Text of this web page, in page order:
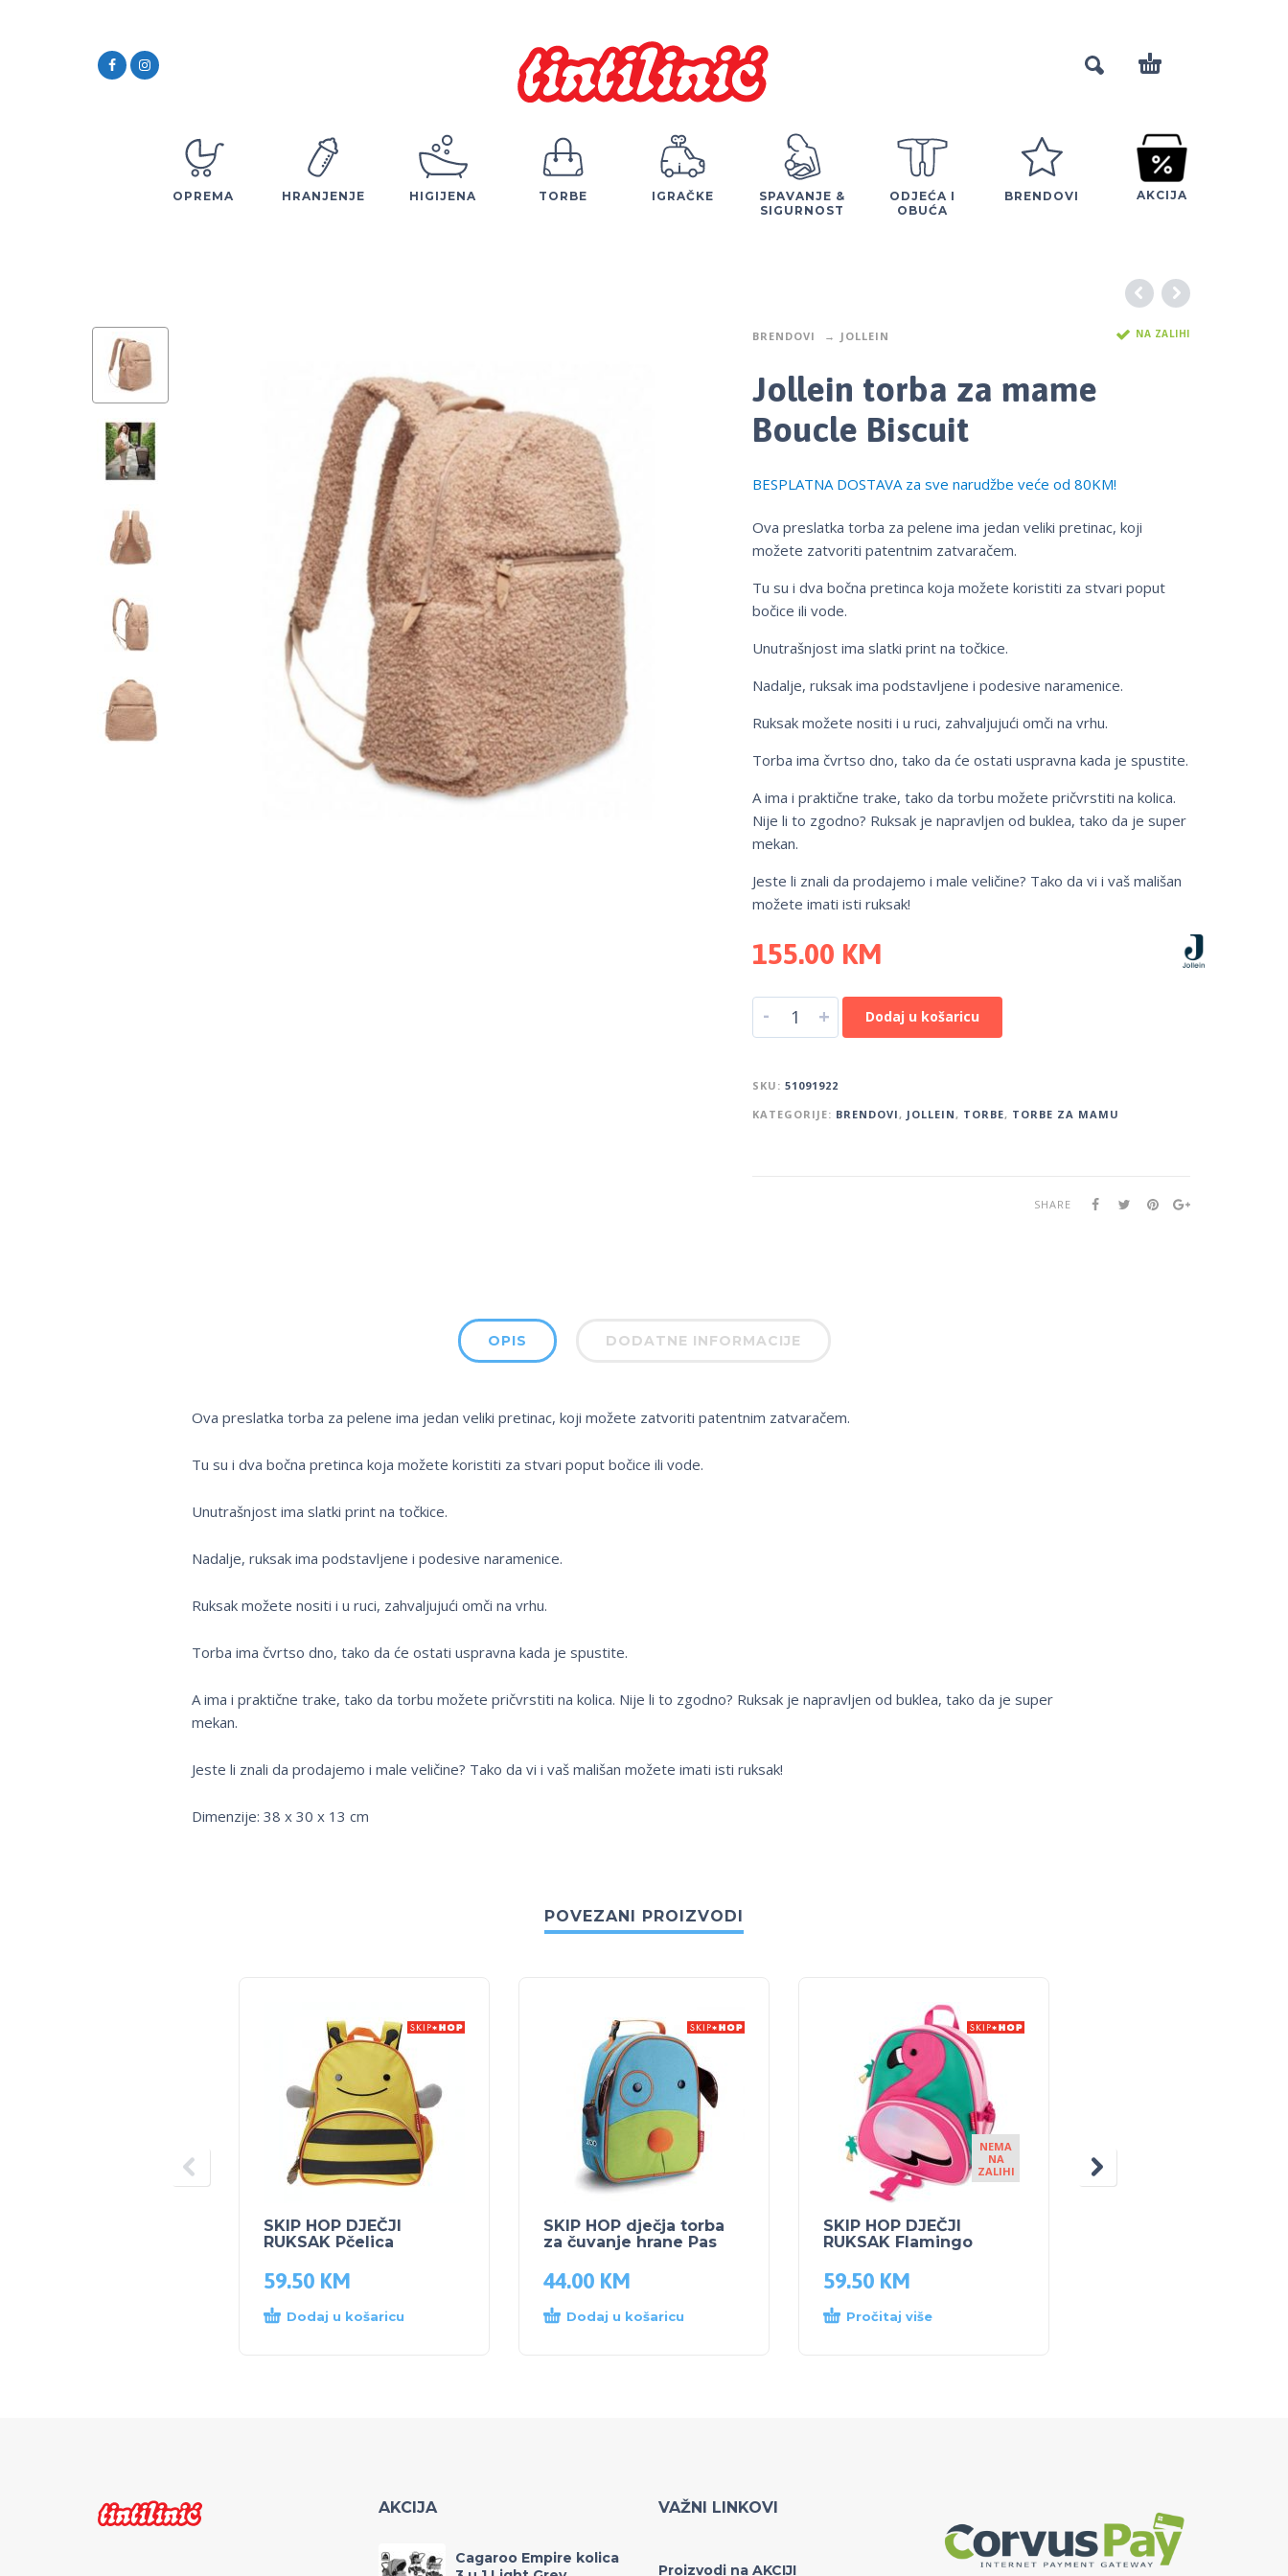
OPREMA HRANJENJE HIGIJENA TORBE IGRAČKE
SPAVANJE &
SIGURNOST
ODJEĆA I
OBUĆA
BRENDOVI AKCIJA
BRENDOVI JOLLEIN NA ZALIHI
Jollein torba za mame
Boucle Biscuit
BESPLATNA DOSTAVA za sve narudžbe veće od 80KM!
Ova preslatka torba za pelene ima jedan veliki pretinac, koji
možete zatvoriti patentnim zatvaračem.
Tu su i dva bočna pretinca koja možete koristiti za stvari poput
bočice ili vode.
Unutrašnjost ima slatki print na točkice.
Nadalje, ruksak ima podstavljene i podesive naramenice.
Ruksak možete nositi i u ruci, zahvaljujući omči na vrhu.
Torba ima čvrtso dno, tako da će ostati uspravna kada je spustite.
A ima i praktične trake, tako da torbu možete pričvrstiti na kolica.
Nije li to zgodno? Ruksak je napravljen od buklea, tako da je super
mekan.
Jeste li znali da prodajemo i male veličine? Tako da vi i vaš mališan
možete imati isti ruksak!
155.00 KM
- + Dodaj u košaricu
SKU: 51091922
KATEGORIJE: BRENDOVI, JOLLEIN, TORBE, TORBE ZA MAMU
SHARE
OPIS DODATNE INFORMACIJE
Ova preslatka torba za pelene ima jedan veliki pretinac, koji možete zatvoriti patentnim zatvaračem.
Tu su i dva bočna pretinca koja možete koristiti za stvari poput bočice ili vode.
Unutrašnjost ima slatki print na točkice.
Nadalje, ruksak ima podstavljene i podesive naramenice.
Ruksak možete nositi i u ruci, zahvaljujući omči na vrhu.
Torba ima čvrtso dno, tako da će ostati uspravna kada je spustite.
A ima i praktične trake, tako da torbu možete pričvrstiti na kolica. Nije li to zgodno? Ruksak je napravljen od buklea, tako da je super
mekan.
Jeste li znali da prodajemo i male veličine? Tako da vi i vaš mališan možete imati isti ruksak!
Dimenzije: 38 x 30 x 13 cm
POVEZANI PROIZVODI
SKIP HOP DJEČJI
RUKSAK Pčelica
59.50 KM
Dodaj u košaricu
SKIP HOP dječja torba
za čuvanje hrane Pas
44.00 KM
Dodaj u košaricu
NEMA
NA
ZALIHI
SKIP HOP DJEČJI
RUKSAK Flamingo
59.50 KM
Pročitaj više
AKCIJA
Cagaroo Empire kolica
VAŽNI LINKOVI
Proizvodi na AKCIJI